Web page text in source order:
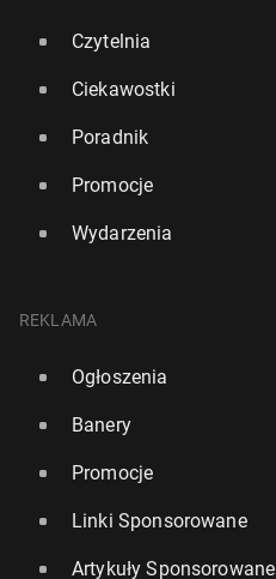
Czytelnia
Ciekawostki
Poradnik
Promocje
Wydarzenia
REKLAMA
Ogłoszenia
Banery
Promocje
Linki Sponsorowane
Artykuły Sponsorowane